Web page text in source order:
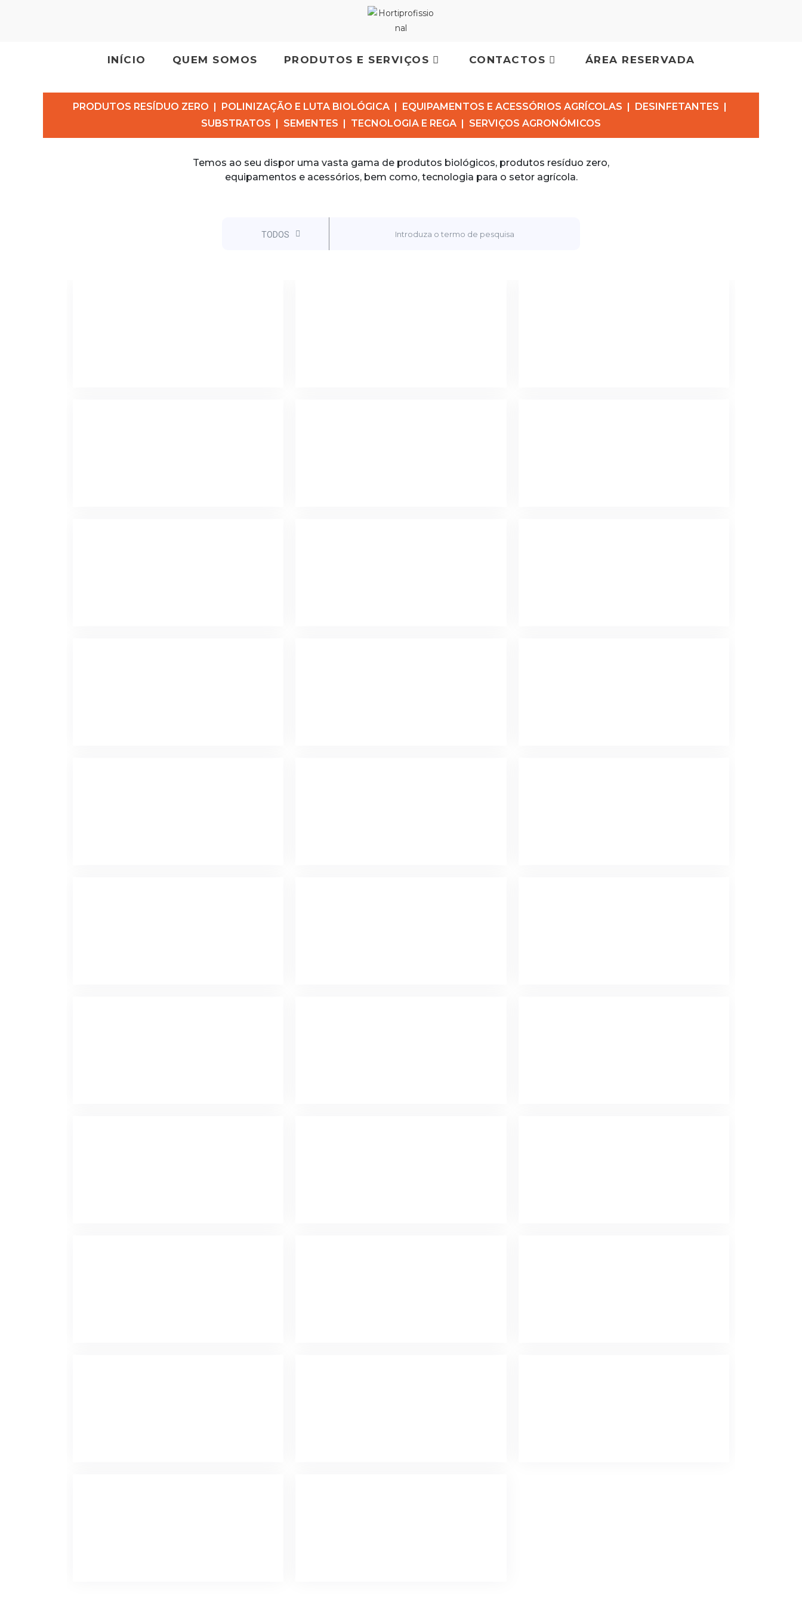
INÍCIO QUEM SOMOS PRODUTOS E SERVIÇOS CONTACTOS ÁREA RESERVADA
PRODUTOS RESÍDUO ZERO | POLINIZAÇÃO E LUTA BIOLÓGICA | EQUIPAMENTOS E ACESSÓRIOS AGRÍCOLAS | DESINFETANTES |
SUBSTRATOS | SEMENTES | TECNOLOGIA E REGA | SERVIÇOS AGRONÓMICOS
Temos ao seu dispor uma vasta gama de produtos biológicos, produtos resíduo zero,
equipamentos e acessórios, bem como, tecnologia para o setor agrícola.
TODOS